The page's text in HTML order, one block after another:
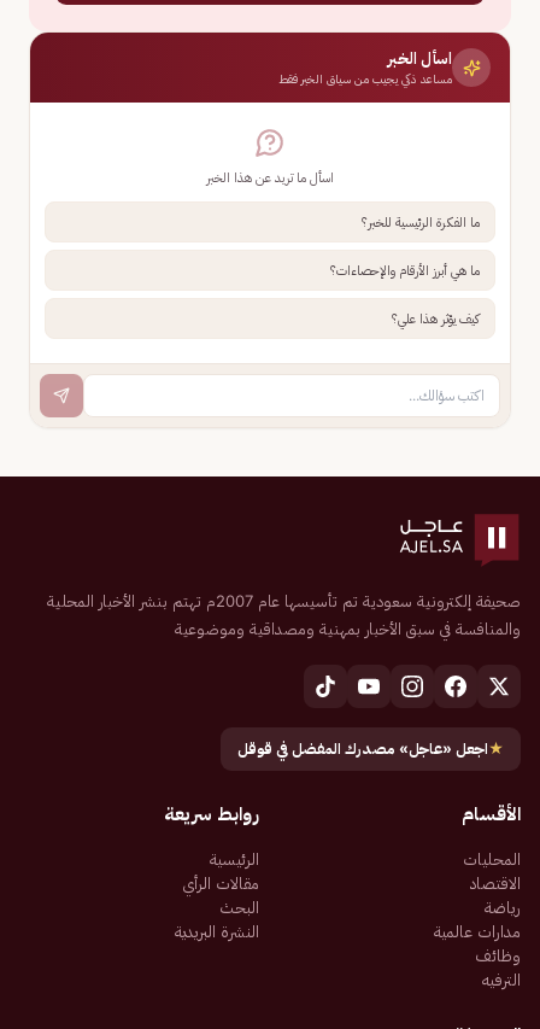
اسأل الخبر
مساعد ذكي يجيب من سياق الخبر فقط
اسأل ما تريد عن هذا الخبر
ما الفكرة الرئيسية للخبر؟
ما هي أبرز الأرقام والإحصاءات؟
كيف يؤثر هذا علي؟
صحيفة إلكترونية سعودية تم تأسيسها عام 2007م تهتم بنشر الأخبار المحلية
والمنافسة في سبق الأخبار بمهنية ومصداقية وموضوعية
★اجعل «عاجل» مصدرك المفضل في قوقل
الأقسام
المحليات
الاقتصاد
رياضة
مدارات عالمية
وظائف
الترفيه
روابط سريعة
الرئيسية
مقالات الرأي
البحث
النشرة البريدية